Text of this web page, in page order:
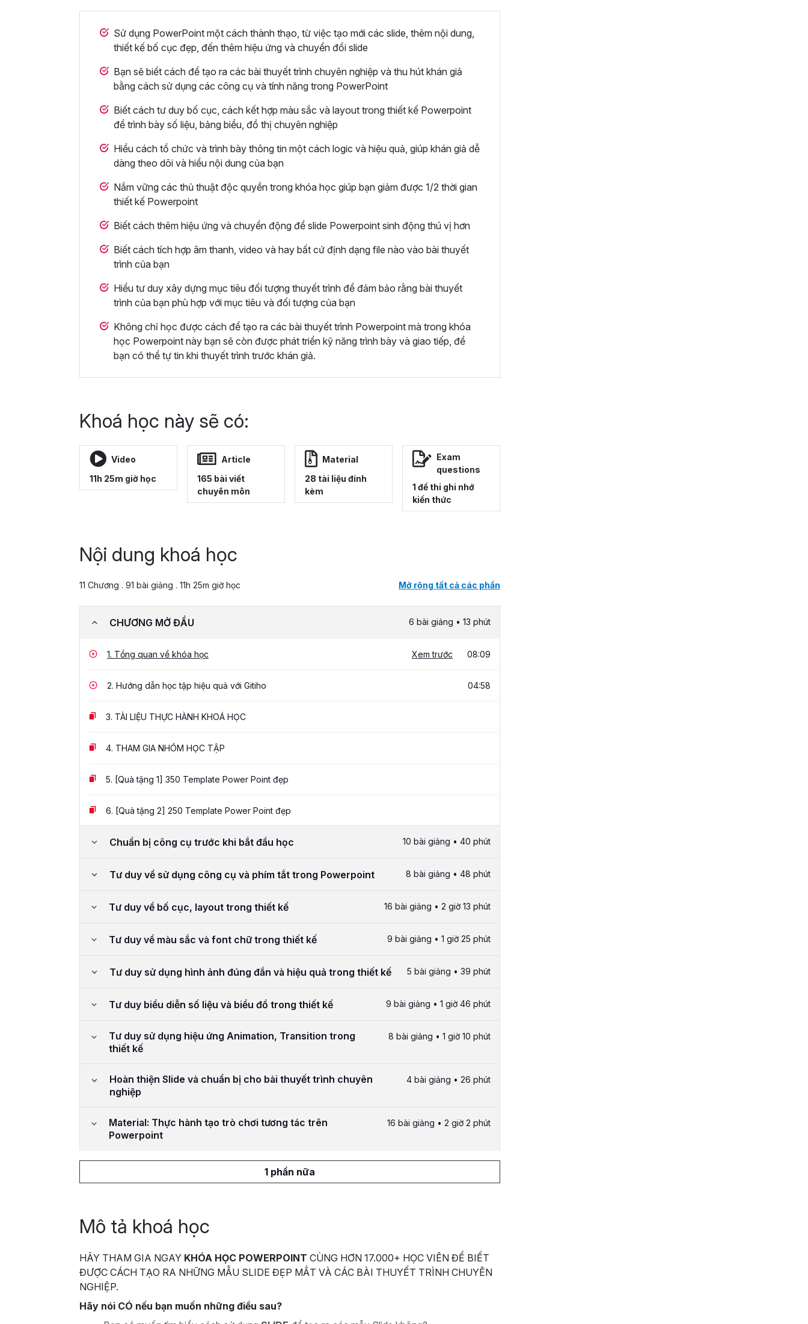
Sử dụng PowerPoint một cách thành thạo, từ việc tạo mới các slide, thêm nội dung,
thiết kế bố cục đẹp, đến thêm hiệu ứng và chuyển đổi slide
Bạn sẽ biết cách để tạo ra các bài thuyết trình chuyên nghiệp và thu hút khán giả
bằng cách sử dụng các công cụ và tính năng trong PowerPoint
Biết cách tư duy bố cục, cách kết hợp màu sắc và layout trong thiết kế Powerpoint
để trình bày số liệu, bảng biểu, đồ thị chuyên nghiệp
Hiểu cách tổ chức và trình bày thông tin một cách logic và hiệu quả, giúp khán giả dễ
dàng theo dõi và hiểu nội dung của bạn
Nắm vững các thủ thuật độc quyền trong khóa học giúp bạn giảm được 1/2 thời gian
thiết kế Powerpoint
Biết cách thêm hiệu ứng và chuyển động để slide Powerpoint sinh động thú vị hơn
Biết cách tích hợp âm thanh, video và hay bất cứ định dạng file nào vào bài thuyết
trình của bạn
Hiểu tư duy xây dựng mục tiêu đối tượng thuyết trình để đảm bảo rằng bài thuyết
trình của bạn phù hợp với mục tiêu và đối tượng của bạn
Không chỉ học được cách để tạo ra các bài thuyết trình Powerpoint mà trong khóa
học Powerpoint này bạn sẽ còn được phát triển kỹ năng trình bày và giao tiếp, để
bạn có thể tự tin khi thuyết trình trước khán giả.
Khoá học này sẽ có:
Video
11h 25m giờ học
Article
165 bài viết
chuyên môn
Material
28 tài liệu đính
kèm
Exam
questions
1 đề thi ghi nhớ
kiến thức
Nội dung khoá học
11 Chương . 91 bài giảng . 11h 25m giờ học Mở rộng tất cả các phần
CHƯƠNG MỞ ĐẦU 6 bài giảng • 13 phút
1. Tổng quan về khóa học Xem trước 08:09
2. Hướng dẫn học tập hiệu quả với Gitiho 04:58
3. TÀI LIỆU THỰC HÀNH KHOÁ HỌC
4. THAM GIA NHÓM HỌC TẬP
5. [Quà tặng 1] 350 Template Power Point đẹp
6. [Quà tặng 2] 250 Template Power Point đẹp
Chuẩn bị công cụ trước khi bắt đầu học 10 bài giảng • 40 phút
Tư duy về sử dụng công cụ và phím tắt trong Powerpoint 8 bài giảng • 48 phút
Tư duy về bố cục, layout trong thiết kế 16 bài giảng • 2 giờ 13 phút
Tư duy về màu sắc và font chữ trong thiết kế 9 bài giảng • 1 giờ 25 phút
Tư duy sử dụng hình ảnh đúng đắn và hiệu quả trong thiết kế 5 bài giảng • 39 phút
Tư duy biểu diễn số liệu và biểu đồ trong thiết kế 9 bài giảng • 1 giờ 46 phút
Tư duy sử dụng hiệu ứng Animation, Transition trong
thiết kế
8 bài giảng • 1 giờ 10 phút
Hoàn thiện Slide và chuẩn bị cho bài thuyết trình chuyên
nghiệp
4 bài giảng • 26 phút
Material: Thực hành tạo trò chơi tương tác trên
Powerpoint
16 bài giảng • 2 giờ 2 phút
1 phần nữa
Mô tả khoá học
HÃY THAM GIA NGAY KHÓA HỌC POWERPOINT CÙNG HƠN 17.000+ HỌC VIÊN ĐỂ BIẾT
ĐƯỢC CÁCH TẠO RA NHỮNG MẪU SLIDE ĐẸP MẮT VÀ CÁC BÀI THUYẾT TRÌNH CHUYÊN
NGHIỆP.
Hãy nói CÓ nếu bạn muốn những điều sau?